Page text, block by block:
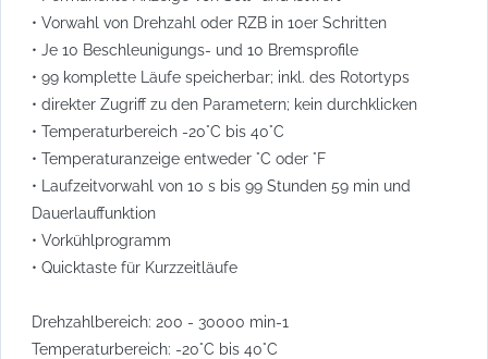
• Vorwahl von Drehzahl oder RZB in 10er Schritten
• Je 10 Beschleunigungs- und 10 Bremsprofile
• 99 komplette Läufe speicherbar; inkl. des Rotortyps
• direkter Zugriff zu den Parametern; kein durchklicken
• Temperaturbereich -20°C bis 40°C
• Temperaturanzeige entweder °C oder °F
• Laufzeitvorwahl von 10 s bis 99 Stunden 59 min und
Dauerlauffunktion
• Vorkühlprogramm
• Quicktaste für Kurzzeitläufe
Drehzahlbereich: 200 - 30000 min-1
Temperaturbereich: -20°C bis 40°C